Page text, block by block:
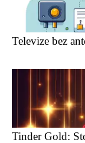
Televize bez
Tinder Gold: